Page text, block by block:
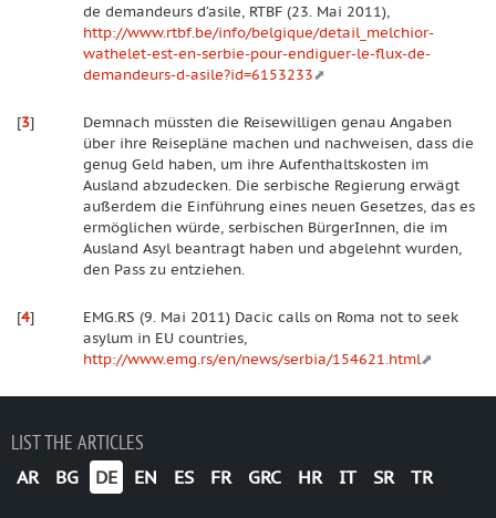
de demandeurs d’asile, RTBF (23. Mai 2011),
http://www.rtbf.be/info/belgique/detail_melchior-
wathelet-est-en-serbie-pour-endiguer-le-flux-de-
demandeurs-d-asile?id=6153233
[3]
Demnach müssten die Reisewilligen genau Angaben
über ihre Reisepläne machen und nachweisen, dass die
genug Geld haben, um ihre Aufenthaltskosten im
Ausland abzudecken. Die serbische Regierung erwägt
außerdem die Einführung eines neuen Gesetzes, das es
ermöglichen würde, serbischen BürgerInnen, die im
Ausland Asyl beantragt haben und abgelehnt wurden,
den Pass zu entziehen.
[4]
EMG.RS (9. Mai 2011) Dacic calls on Roma not to seek
asylum in EU countries,
http://www.emg.rs/en/news/serbia/154621.html
LIST THE ARTICLES
AR BG DE EN ES FR GRC HR IT SR TR